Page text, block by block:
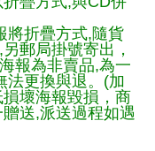
將折疊方式,隨貨
郵局掛號寄出，
報為非賣品,為一
法更換與退。(加
壞海報毀損，商
送,派送過程如遇